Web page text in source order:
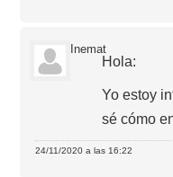
Inemat
Hola:
Yo estoy
sé cómo
24/11/2020 a las 16:22